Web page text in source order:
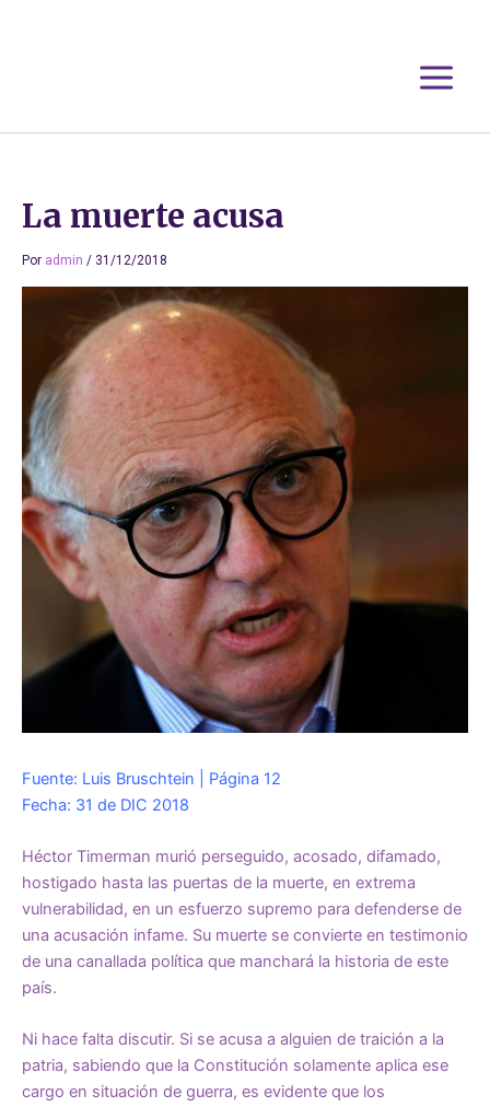
La muerte acusa
Por admin / 31/12/2018
Fuente: Luis Bruschtein | Página 12
Fecha: 31 de DIC 2018
Héctor Timerman murió perseguido, acosado, difamado,
hostigado hasta las puertas de la muerte, en extrema
vulnerabilidad, en un esfuerzo supremo para defenderse de
una acusación infame. Su muerte se convierte en testimonio
de una canallada política que manchará la historia de este
país.
Ni hace falta discutir. Si se acusa a alguien de traición a la
patria, sabiendo que la Constitución solamente aplica ese
cargo en situación de guerra, es evidente que los